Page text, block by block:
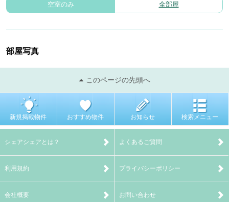
空室のみ 全部屋
部屋写真
このページの先頭へ
新規掲載物件 おすすめ物件 お知らせ 検索メニュー
シェアシェアとは？ よくあるご質問
利用規約 プライバシーポリシー
会社概要 お問い合わせ